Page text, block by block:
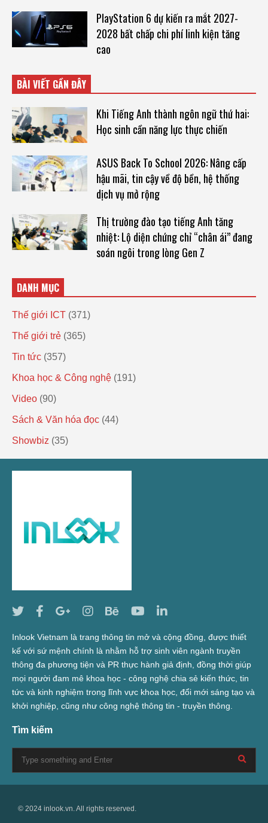
PlayStation 6 dự kiến ra mắt 2027-
2028 bất chấp chi phí linh kiện tăng
cao
BÀI VIẾT GẦN ĐÂY
Khi Tiếng Anh thành ngôn ngữ thứ hai:
Học sinh cần năng lực thực chiến
ASUS Back To School 2026: Nâng cấp
hậu mãi, tin cậy về độ bền, hệ thống
dịch vụ mở rộng
Thị trường đào tạo tiếng Anh tăng
nhiệt: Lộ diện chứng chỉ “chân ái” đang
soán ngôi trong lòng Gen Z
DANH MỤC
Thế giới ICT (371)
Thế giới trẻ (365)
Tin tức (357)
Khoa học & Công nghệ (191)
Video (90)
Sách & Văn hóa đọc (44)
Showbiz (35)
Inlook Vietnam là trang thông tin mở và cộng đồng, được thiết
kế với sứ mệnh chính là nhằm hỗ trợ sinh viên ngành truyền
thông đa phương tiện và PR thực hành giả định, đồng thời giúp
mọi người đam mê khoa học - công nghệ chia sẻ kiến thức, tin
tức và kinh nghiệm trong lĩnh vực khoa học, đổi mới sáng tạo và
khởi nghiệp, cũng như công nghệ thông tin - truyền thông.
Tìm kiếm
© 2024 inlook.vn. All rights reserved.